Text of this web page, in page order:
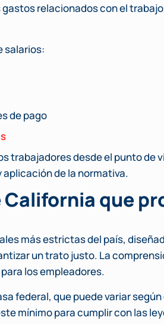
relacionados con el
salarios:
de pago
trabajadores desde el punto de
de la normativa.
que
más estrictas del país,
un trato justo. La
los empleadores.
federal, que puede variar
mínimo para cumplir con las